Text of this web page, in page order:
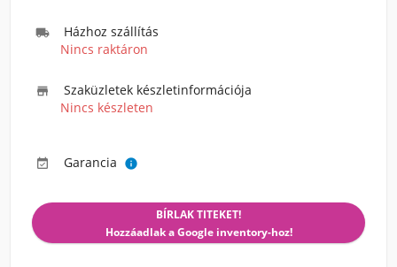

Házhoz szállítás
Nincs raktáron

Szaküzletek készletinformációja
Nincs készleten
 Garancia 
BÍRLAK TITEKET!
Hozzáadlak a Google inventory-hoz!